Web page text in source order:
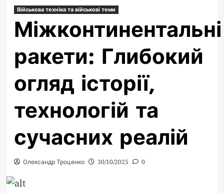
Військова техніка та військові теми
Міжконтинентальні
ракети: Глибокий
огляд історії,
технологій та
сучасних реалій
Олександр Троценко 30/10/2025 0